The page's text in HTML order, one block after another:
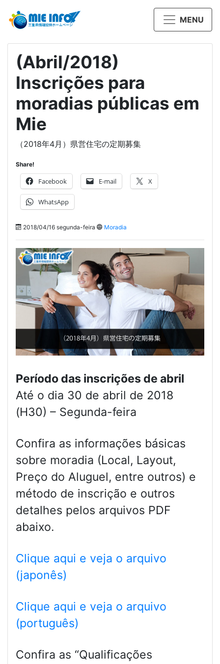
MENU
(Abril/2018)
Inscrições para
moradias públicas em
Mie
（2018年4月）県営住宅の定期募集
Share!
Facebook E-mail X
WhatsApp
2018/04/16 segunda-feira Moradia
Período das inscrições de abril
Até o dia 30 de abril de 2018
(H30) – Segunda-feira
Confira as informações básicas
sobre moradia (Local, Layout,
Preço do Aluguel, entre outros) e
método de inscrição e outros
detalhes pelos arquivos PDF
abaixo.
Clique aqui e veja o arquivo
(japonês)
Clique aqui e veja o arquivo
(português)
Confira as “Qualificações